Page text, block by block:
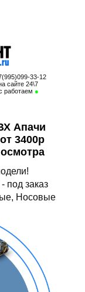
33-12
сайте 24\7
работаем ●
Апачи
3400р
под заказ
Носовые